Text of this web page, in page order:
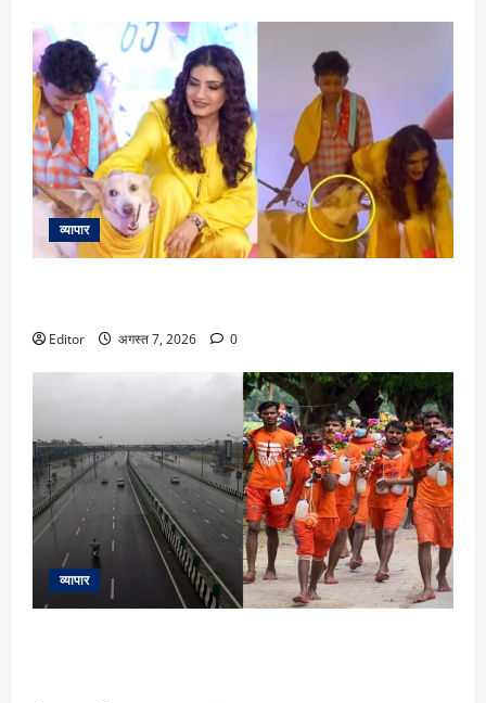
व्यापार
Editor अगस्त 7, 2026 0
व्यापार